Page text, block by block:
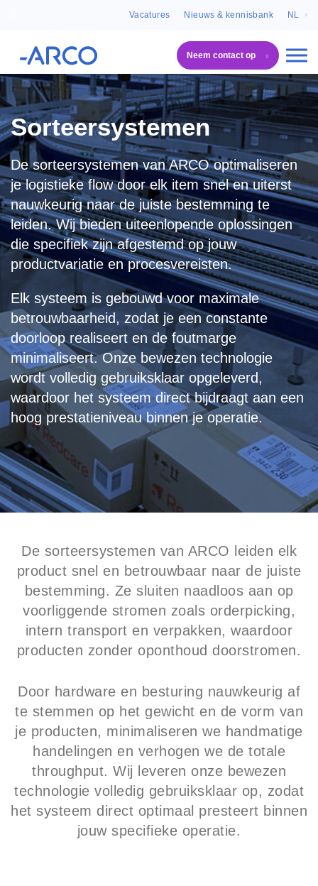
Vacatures Nieuws & kennisbank NL
Neem contact op
ARCO Systeemoplossingen Sorteersystemen
Sorteersystemen
De sorteersystemen van ARCO optimaliseren
je logistieke flow door elk item snel en uiterst
nauwkeurig naar de juiste bestemming te
leiden. Wij bieden uiteenlopende oplossingen
die specifiek zijn afgestemd op jouw
productvariatie en procesvereisten.
Elk systeem is gebouwd voor maximale
betrouwbaarheid, zodat je een constante
doorloop realiseert en de foutmarge
minimaliseert. Onze bewezen technologie
wordt volledig gebruiksklaar opgeleverd,
waardoor het systeem direct bijdraagt aan een
hoog prestatieniveau binnen je operatie.
De sorteersystemen van ARCO leiden elk
product snel en betrouwbaar naar de juiste
bestemming. Ze sluiten naadloos aan op
voorliggende stromen zoals orderpicking,
intern transport en verpakken, waardoor
producten zonder oponthoud doorstromen.
Door hardware en besturing nauwkeurig af
te stemmen op het gewicht en de vorm van
je producten, minimaliseren we handmatige
handelingen en verhogen we de totale
throughput. Wij leveren onze bewezen
technologie volledig gebruiksklaar op, zodat
het systeem direct optimaal presteert binnen
jouw specifieke operatie.